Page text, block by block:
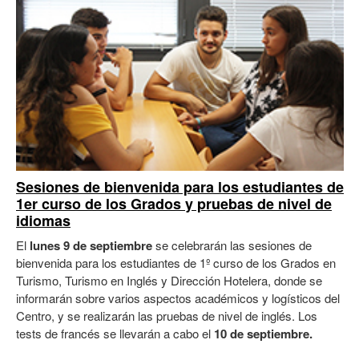
Sesiones de bienvenida para los estudiantes de
1er curso de los Grados y pruebas de nivel de
idiomas
El lunes 9 de septiembrese celebrarán las sesiones de
bienvenida para los estudiantes de 1º curso de los Grados en
Turismo, Turismo en Inglés y Dirección Hotelera, donde se
informarán sobre varios aspectos académicos y logísticos del
Centro, y se realizarán las pruebas de nivel de inglés. Los
tests de francés se llevarán a cabo el 10 de septiembre.